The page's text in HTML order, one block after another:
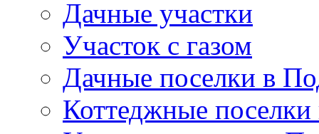
Дачные участки
Участок с газом
Дачные поселки в
Коттеджные